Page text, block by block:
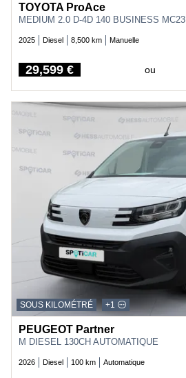
TOYOTA ProAce
MEDIUM 2.0 D-4D 140 BUSINESS MC23
2025 Diesel 8,500 km Manuelle
Price
29,599 € ou
SOUS KILOMÉTRÉ +1
PEUGEOT Partner
M DIESEL 130CH AUTOMATIQUE
2026 Diesel 100 km Automatique